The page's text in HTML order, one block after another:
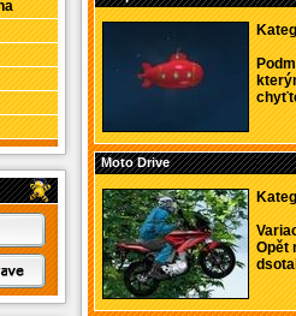
Moto Drive
Opět